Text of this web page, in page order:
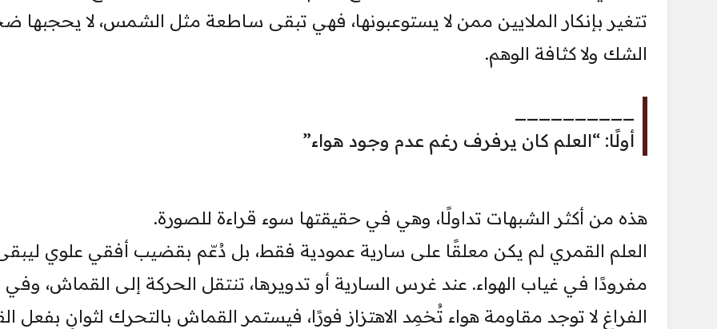
تتغير بإنكار الملايين ممن لا يستوعبونها، فهي تبقى ساطعة مثل الشمس، لا يحجبها
الشك ولا كثافة الوهم.
أولًا: “العلم كان يرفرف رغم عدم وجود هواء”
هذه من أكثر الشبهات تداولًا، وهي في حقيقتها سوء قراءة للصورة.
العلم القمري لم يكن معلقًا على سارية عمودية فقط، بل دُعّم بقضيب أفقي علوي
مفرودًا في غياب الهواء. عند غرس السارية أو تدويرها، تنتقل الحركة إلى القماش، وفي
الفراغ لا توجد مقاومة هواء تُخمِد الاهتزاز فورًا، فيستمر القماش بالتحرك لثوانٍ بفعل